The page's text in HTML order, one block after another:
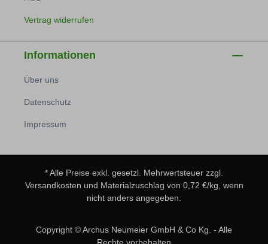
Vertrag widerrufen
Informationen
Über uns
Datenschutz
Impressum
* Alle Preise exkl. gesetzl. Mehrwertsteuer zzgl.
Versandkosten und Materialzuschlag von 0,72 €/kg, wenn
nicht anders angegeben.
Copyright © Archus Neumeier GmbH & Co Kg. - Alle